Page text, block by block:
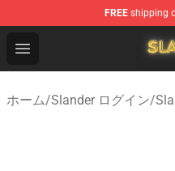
FREE shipping
Open menu
Slander Shop - Official
ホーム/Slander ログイン/